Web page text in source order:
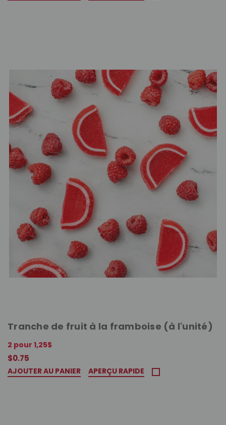
Tranche de fruit à la framboise (à l'unité)
2 pour 1,25$
$0.75
AJOUTER AU PANIER APERÇU RAPIDE